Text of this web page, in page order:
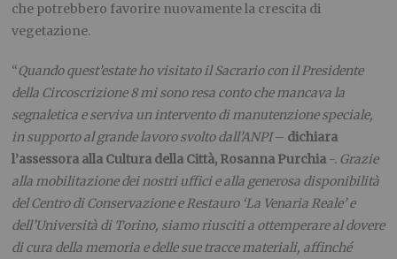
che potrebbero favorire nuovamente la crescita di
vegetazione.
“Quando quest’estate ho visitato il Sacrario con il Presidente
della Circoscrizione 8 mi sono resa conto che mancava la
segnaletica e serviva un intervento di manutenzione speciale,
in supporto al grande lavoro svolto dall’ANPI– dichiara
l’assessora alla Cultura della Città, Rosanna Purchia -. Grazie
alla mobilitazione dei nostri uffici e alla generosa disponibilità
delCentro di Conservazione e Restauro ‘La Venaria Reale’e
dell’Università di Torino, siamo riusciti a ottemperare al dovere
di cura della memoria e delle sue tracce materiali, affinché